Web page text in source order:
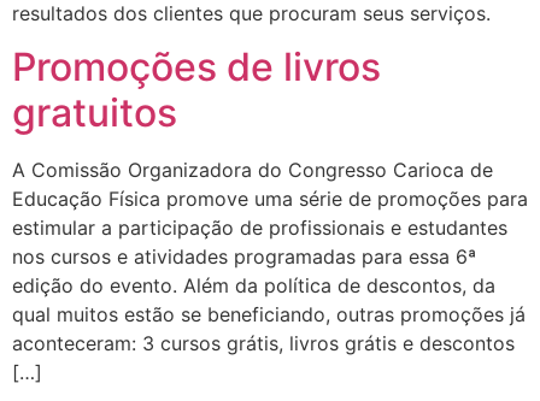
resultados dos clientes que procuram seus serviços.
Promoções de livros
gratuitos
A Comissão Organizadora do Congresso Carioca de
Educação Física promove uma série de promoções para
estimular a participação de profissionais e estudantes
nos cursos e atividades programadas para essa 6ª
edição do evento. Além da política de descontos, da
qual muitos estão se beneficiando, outras promoções já
aconteceram: 3 cursos grátis, livros grátis e descontos
[…]